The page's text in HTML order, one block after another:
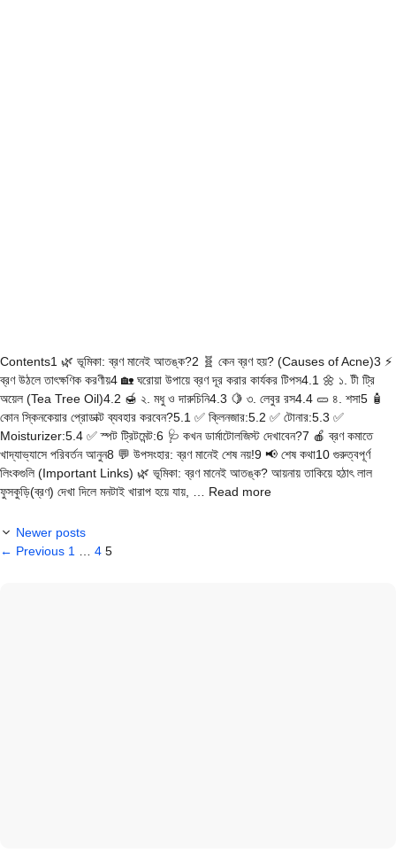
Contents1 🌿 ভূমিকা: ব্রণ মানেই আতঙ্ক?2 🧬 কেন ব্রণ হয়? (Causes of Acne)3 ⚡
ব্রণ উঠলে তাৎক্ষণিক করণীয়4 🏡 ঘরোয়া উপায়ে ব্রণ দূর করার কার্যকর টিপস4.1 🌼 ১. টী ট্রি
অয়েল (Tea Tree Oil)4.2 🍯 ২. মধু ও দারুচিনি4.3 🍋 ৩. লেবুর রস4.4 🥒 ৪. শসা5 🧴
কোন স্কিনকেয়ার প্রোডাক্ট ব্যবহার করবেন?5.1 ✅ ক্লিনজার:5.2 ✅ টোনার:5.3 ✅
Moisturizer:5.4 ✅ স্পট ট্রিটমেন্ট:6 🩺 কখন ডার্মাটোলজিস্ট দেখাবেন?7 🍎 ব্রণ কমাতে
খাদ্যাভ্যাসে পরিবর্তন আনুন8 💬 উপসংহার: ব্রণ মানেই শেষ নয়!9 📢 শেষ কথা10 গুরুত্বপূর্ণ
লিংকগুলি (Important Links) 🌿 ভূমিকা: ব্রণ মানেই আতঙ্ক? আয়নায় তাকিয়ে হঠাৎ লাল
ফুসকুড়ি(ব্রণ) দেখা দিলে মনটাই খারাপ হয়ে যায়, … Read more
Newer posts
← Previous Page
1 Page
4 Page
5